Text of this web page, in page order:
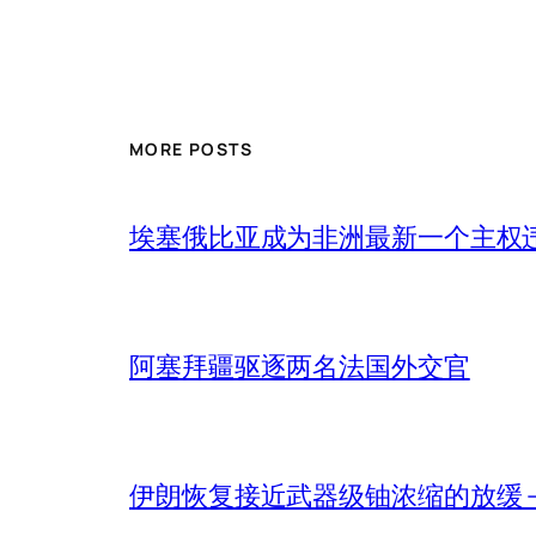
MORE POSTS
埃塞俄比亚成为非洲最新一个主权
阿塞拜疆驱逐两名法国外交官
伊朗恢复接近武器级铀浓缩的放缓